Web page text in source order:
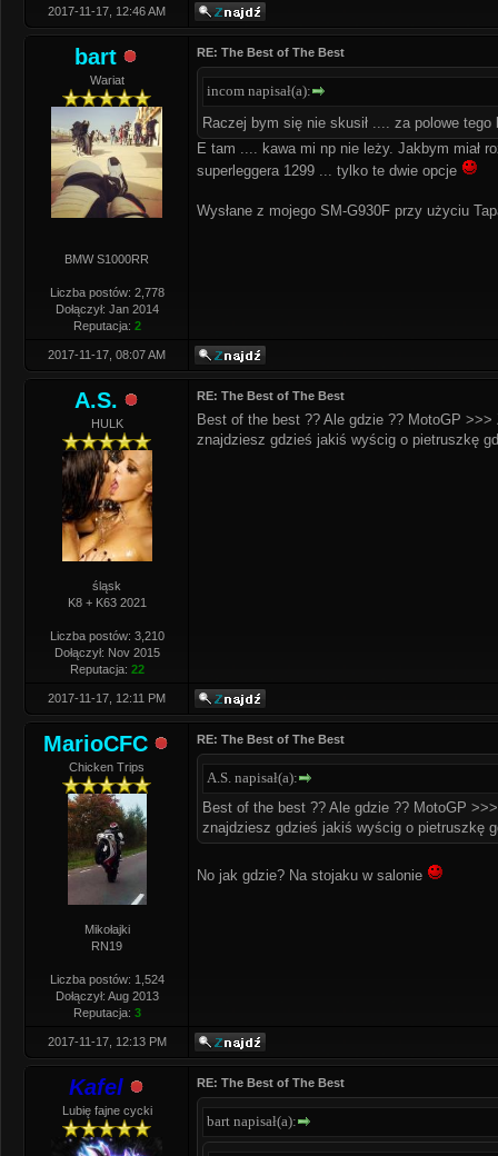
2017-11-17, 12:46 AM
bart
Wariat
BMW S1000RR
Liczba postów: 2,778
Dołączył: Jan 2014
Reputacja: 2
RE: The Best of The Best
incom napisał(a):
Raczej bym się nie skusił .... za polowe
E tam .... kawa mi np nie leży. Jakbym miał
superleggera 1299 ... tylko te dwie opcje
Wysłane z mojego SM-G930F przy użyciu
2017-11-17, 08:07 AM
A.S.
HULK
śląsk
K8 + K63 2021
Liczba postów: 3,210
Dołączył: Nov 2015
Reputacja: 22
RE: The Best of The Best
Best of the best ?? Ale gdzie ?? MotoGP
znajdziesz gdzieś jakiś wyścig o pietruszkę
2017-11-17, 12:11 PM
MarioCFC
Chicken Trips
Mikołajki
RN19
Liczba postów: 1,524
Dołączył: Aug 2013
Reputacja: 3
RE: The Best of The Best
A.S. napisał(a):
Best of the best ?? Ale gdzie ?? MotoGP
znajdziesz gdzieś jakiś wyścig o pietruszkę
No jak gdzie? Na stojaku w salonie
2017-11-17, 12:13 PM
Kafel
Lubię fajne cycki
RE: The Best of The Best
bart napisał(a):